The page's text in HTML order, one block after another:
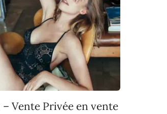
Vente Privée en vente